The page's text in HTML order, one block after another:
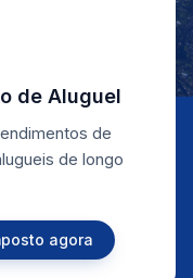
de Aluguel
de
de longo
agora